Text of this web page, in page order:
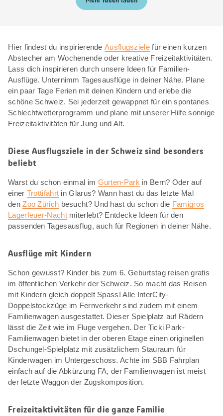
Hier findest du inspirierendeAusflugszielefür einen kurzen
Abstecher am Wochenende oder kreative Freizeitaktivitäten.
Lass dich inspirieren durch unsere Ideen für Familien-
Ausflüge. Unternimm Tagesausflüge in deiner Nähe. Plane
ein paar Tage Ferien mit deinen Kindern und erlebe die
schöne Schweiz. Sei jederzeit gewappnet für ein spontanes
Schlechtwetterprogramm und plane mit unserer Hilfe sonnige
Freizeitaktivitäten für Jung und Alt.
Diese Ausflugsziele in der Schweiz sind besonders
beliebt
Warst du schon einmal im Gurten-Park in Bern? Oder auf
einer Trottifahrt in Glarus? Wann hast du das letzte Mal
denZoo Zürich besucht? Und hast du schon die Famigros
Lagerfeuer-Nachtmiterlebt? Entdecke Ideen für den
passenden Tagesausflug, auch für Regionen in deiner Nähe.
Ausflüge mit Kindern
Schon gewusst? Kinder bis zum 6. Geburtstag reisen gratis
im öffentlichen Verkehr der Schweiz. So macht das Reisen
mit Kindern gleich doppelt Spass! Alle InterCity-
Doppelstockzüge im Fernverkehr sind zudem mit einem
Familienwagen ausgestattet. Dieser Spielplatz auf Rädern
lässt die Zeit wie im Fluge vergehen. Der Ticki Park-
Familienwagen bietet in der oberen Etage einen originellen
Dschungel-Spielplatz mit zusätzlichem Stauraum für
Kinderwagen im Untergeschoss. Achte im SBB Fahrplan
einfach auf die Abkürzung FA, der Familienwagen ist meist
der letzte Waggon der Zugskomposition.
Freizeitaktivitäten für die ganze Familie